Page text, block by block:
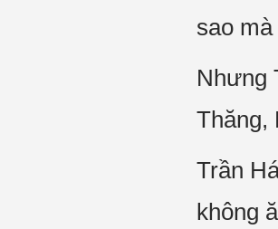
sao
Nhưng
Thăng,
Trần
không